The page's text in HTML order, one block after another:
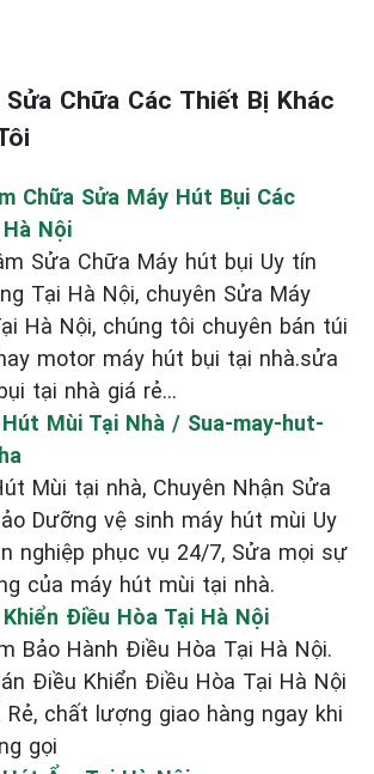
Chữa Các Thiết Bị Khác
Chữa Sửa Máy Hút Bụi Các
Nội
Sửa Chữa Máy hút bụi Uy tín
Tại Hà Nội, chuyên Sửa Máy
Hà Nội, chúng tôi chuyên bán túi
motor máy hút bụi tại nhà.sửa
tại nhà giá rẻ...
Mùi Tại Nhà / Sua-may-hut-
Mùi tại nhà, Chuyên Nhận Sửa
Dưỡng vệ sinh máy hút mùi Uy
nghiệp phục vụ 24/7, Sửa mọi sự
của máy hút mùi tại nhà.
Điều Hòa Tại Hà Nội
Bảo Hành Điều Hòa Tại Hà Nội.
Điều Khiển Điều Hòa Tại Hà Nội
Rẻ, chất lượng giao hàng ngay khi
gọi